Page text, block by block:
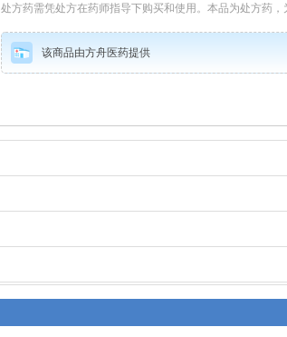
处方药需凭处方在药师指导下购买和使用。本品为处方药
该商品由方舟医药提供